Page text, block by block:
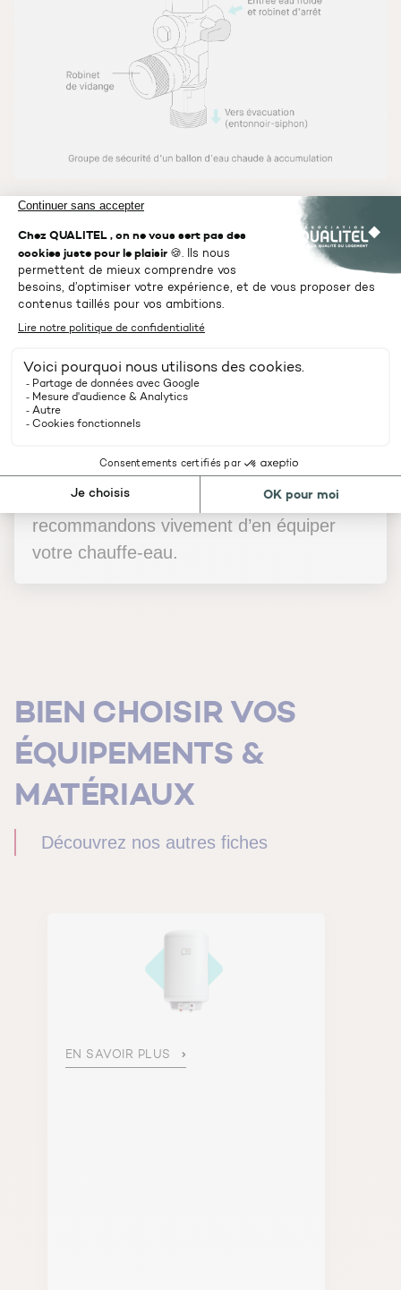
Notre conseil
Il existe également des
(sécurité pression) et le limiteur de
température (sécurité brûlure). Nous vous
recommandons vivement d’en équiper
votre chauffe-eau.
BIEN CHOISIR VOS
ÉQUIPEMENTS &
MATÉRIAUX
Découvrez nos autres fiches
EN SAVOIR PLUS